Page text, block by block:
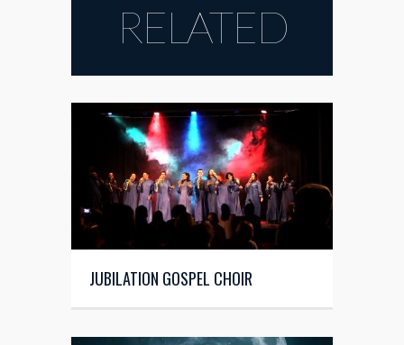
RELATED
JUBILATION GOSPEL CHOIR